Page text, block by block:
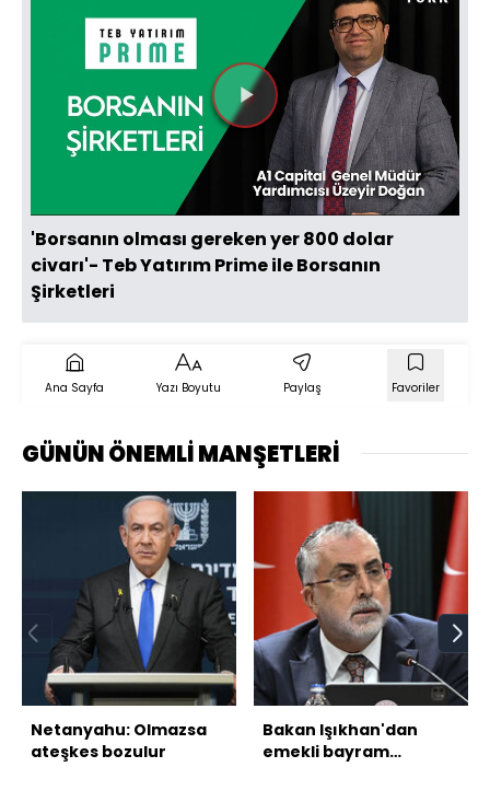
Videoyu
Oynat
'Borsanın olması gereken yer 800 dolar
civarı'- Teb Yatırım Prime ile Borsanın
Şirketleri
Ana Sayfa Yazı Boyutu Paylaş Favoriler
GÜNÜN ÖNEMLİ MANŞETLERİ
Netanyahu: Olmazsa
ateşkes bozulur
Bakan Işıkhan'dan
emekli bayram